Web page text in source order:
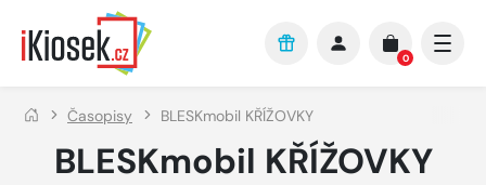
Přejít na hlavní obsah
0
Časopisy BLESKmobil KŘÍŽOVKY
BLESKmobil KŘÍŽOVKY